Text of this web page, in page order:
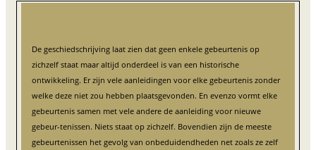
De geschiedschrijving laat zien dat geen enkele gebeurtenis op
zichzelf staat maar altijd onderdeel is van een historische
ontwikkeling. Er zijn vele aanleidingen voor elke gebeurtenis zonder
welke deze niet zou hebben plaatsgevonden. En evenzo vormt elke
gebeurtenis samen met vele andere de aanleiding voor nieuwe
gebeur-tenissen. Niets staat op zichzelf. Bovendien zijn de meeste
gebeurtenissen het gevolg van onbeduidendheden net zoals ze zelf